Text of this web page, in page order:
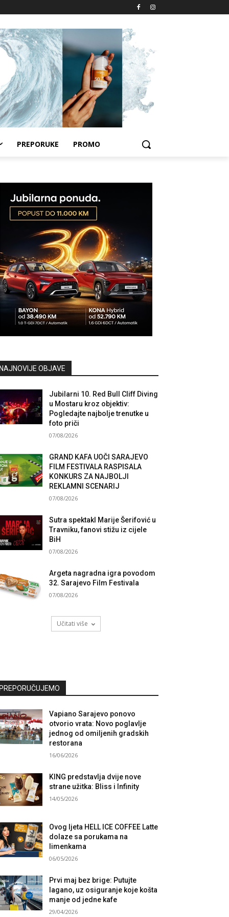
PREPORUKE PROMO
NAJNOVIJE OBJAVE
Jubilarni 10. Red Bull Cliff Diving
u Mostaru kroz objektiv:
Pogledajte najbolje trenutke u
foto priči
07/08/2026
GRAND KAFA UOČI SARAJEVO
FILM FESTIVALA RASPISALA
KONKURS ZA NAJBOLJI
REKLAMNI SCENARIJ
07/08/2026
Sutra spektakl Marije Šerifović u
Travniku, fanovi stižu iz cijele
BiH
07/08/2026
Argeta nagradna igra povodom
32. Sarajevo Film Festivala
07/08/2026
Učitati više
PREPORUČUJEMO
Vapiano Sarajevo ponovo
otvorio vrata: Novo poglavlje
jednog od omiljenih gradskih
restorana
16/06/2026
KING predstavlja dvije nove
strane užitka: Bliss i Infinity
14/05/2026
Ovog ljeta HELL ICE COFFEE Latte
dolaze sa porukama na
limenkama
06/05/2026
Prvi maj bez brige: Putujte
lagano, uz osiguranje koje košta
manje od jedne kafe
29/04/2026